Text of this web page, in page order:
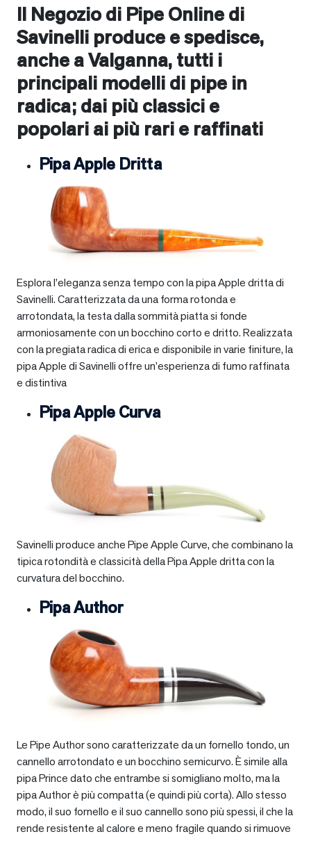
Il Negozio di Pipe Online di
Savinelli produce e spedisce,
anche aValganna, tutti i
principali modelli di pipe in
radica; dai più classici e
popolari ai più rari e raffinati
Pipa Apple Dritta
Esplora l’eleganza senza tempo con la pipa Apple dritta di
Savinelli. Caratterizzata da una forma rotonda e
arrotondata, la testa dalla sommità piatta si fonde
armoniosamente con un bocchino corto e dritto. Realizzata
con la pregiata radica di erica e disponibile in varie finiture, la
pipa Apple di Savinelli offre un’esperienza di fumo raffinata
e distintiva
Pipa Apple Curva
Savinelli produce anche Pipe Apple Curve, che combinano la
tipica rotondità e classicità della Pipa Apple dritta con la
curvatura del bocchino.
Pipa Author
Le Pipe Author sono caratterizzate da un fornello tondo, un
cannello arrotondato e un bocchino semicurvo. È simile alla
pipa Prince dato che entrambe si somigliano molto, ma la
pipa Author è più compatta (e quindi più corta). Allo stesso
modo, il suo fornello e il suo cannello sono più spessi, il che la
rende resistente al calore e meno fragile quando si rimuove